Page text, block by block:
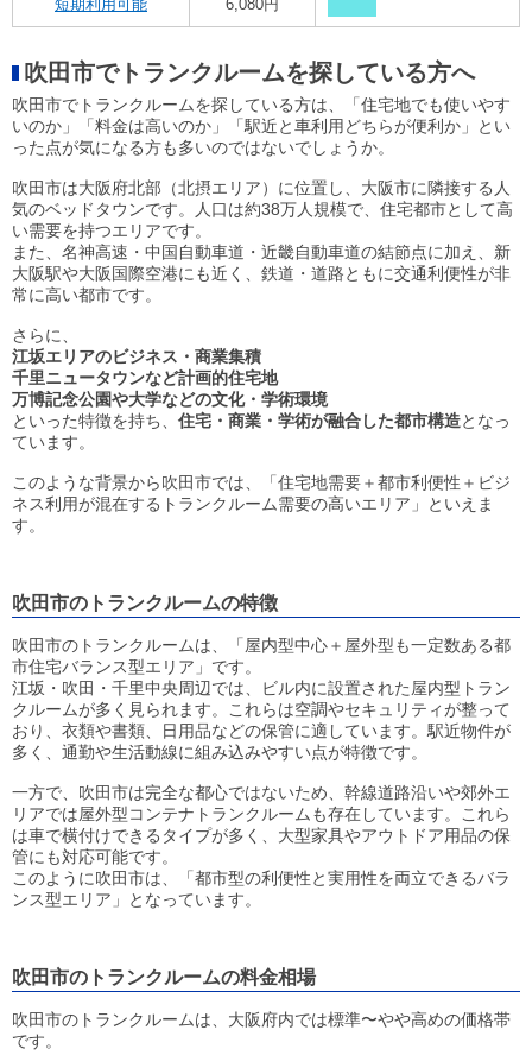
短期利用可能 6,080円
吹田市でトランクルームを探している方へ
吹田市でトランクルームを探している方は、「住宅地でも使いやす
いのか」「料金は高いのか」「駅近と車利用どちらが便利か」とい
った点が気になる方も多いのではないでしょうか。
吹田市は大阪府北部（北摂エリア）に位置し、大阪市に隣接する人
気のベッドタウンです。人口は約38万人規模で、住宅都市として高
い需要を持つエリアです。
また、名神高速・中国自動車道・近畿自動車道の結節点に加え、新
大阪駅や大阪国際空港にも近く、鉄道・道路ともに交通利便性が非
常に高い都市です。
さらに、
江坂エリアのビジネス・商業集積
千里ニュータウンなど計画的住宅地
万博記念公園や大学などの文化・学術環境
といった特徴を持ち、 住宅・商業・学術が融合した都市構造となっ
ています。
このような背景から吹田市では、「住宅地需要＋都市利便性＋ビジ
ネス利用が混在するトランクルーム需要の高いエリア」といえま
す。
吹田市のトランクルームの特徴
吹田市のトランクルームは、「屋内型中心＋屋外型も一定数ある都
市住宅バランス型エリア」です。
江坂・吹田・千里中央周辺では、ビル内に設置された屋内型トラン
クルームが多く見られます。これらは空調やセキュリティが整って
おり、衣類や書類、日用品などの保管に適しています。駅近物件が
多く、通勤や生活動線に組み込みやすい点が特徴です。
一方で、吹田市は完全な都心ではないため、幹線道路沿いや郊外エ
リアでは屋外型コンテナトランクルームも存在しています。これら
は車で横付けできるタイプが多く、大型家具やアウトドア用品の保
管にも対応可能です。
このように吹田市は、「都市型の利便性と実用性を両立できるバラ
ンス型エリア」となっています。
吹田市のトランクルームの料金相場
吹田市のトランクルームは、大阪府内では標準〜やや高めの価格帯
です。